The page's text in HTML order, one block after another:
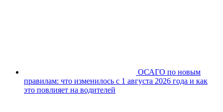
ОСАГО по новым
правилам: что изменилось с 1 августа 2026 года и как
это повлияет на водителей